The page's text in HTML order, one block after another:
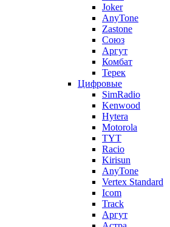
Joker
AnyTone
Zastone
Союз
Аргут
Комбат
Терек
Цифровые
SimRadio
Kenwood
Hytera
Motorola
TYT
Racio
Kirisun
AnyTone
Vertex Standard
Icom
Track
Аргут